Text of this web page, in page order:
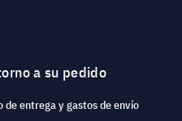
a su pedido
de entrega y gastos de envío